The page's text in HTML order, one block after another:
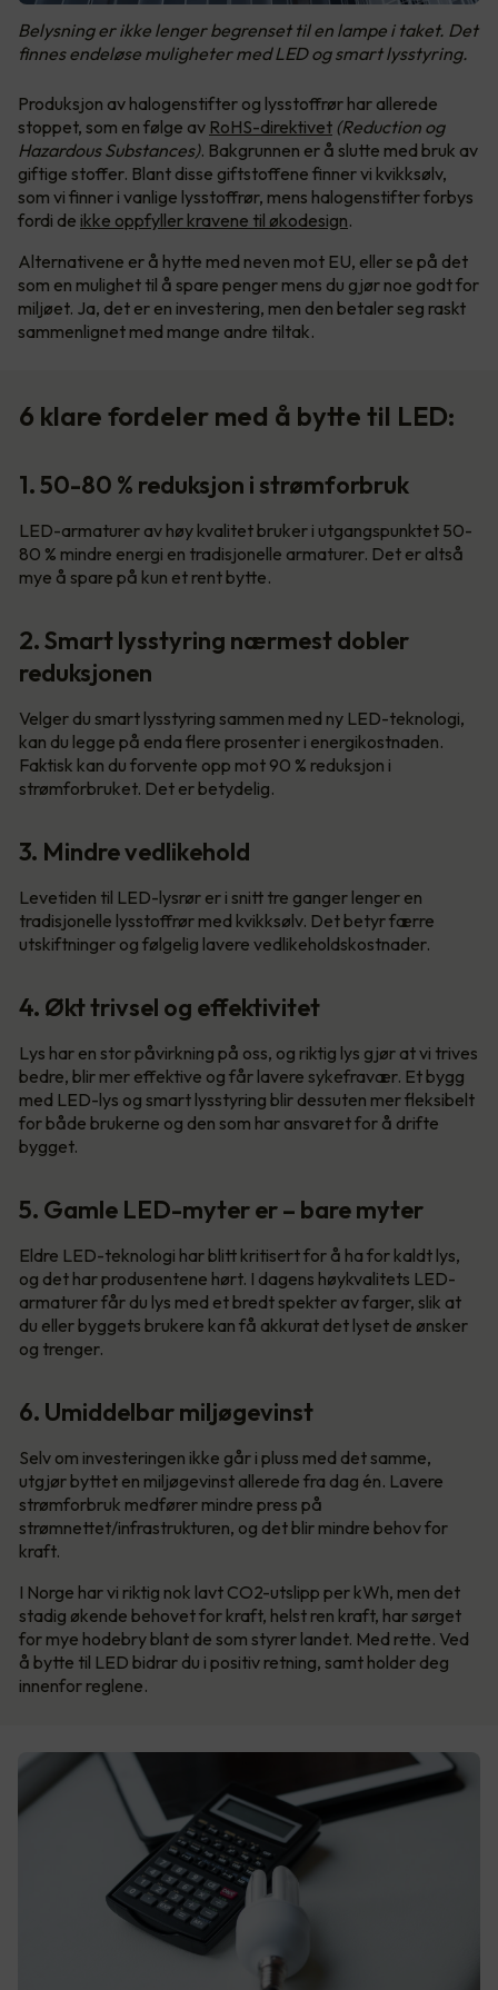
Belysning er ikke lenger begrenset til en lampe i taket. Det
finnes endeløse muligheter med LED og smart lysstyring.
Produksjon av halogenstifter og lysstoffrør har allerede
stoppet, som en følge av RoHS-direktivet (Reduction og
Hazardous Substances). Bakgrunnen er å slutte med bruk av
giftige stoffer. Blant disse giftstoffene finner vi kvikksølv,
som vi finner i vanlige lysstoffrør, mens halogenstifter forbys
fordi de ikke oppfyller kravene til økodesign.
Alternativene er å hytte med neven mot EU, eller se på det
som en mulighet til å spare penger mens du gjør noe godt for
miljøet. Ja, det er en investering, men den betaler seg raskt
sammenlignet med mange andre tiltak.
6 klare fordeler med å bytte til LED:
1. 50-80 % reduksjon i strømforbruk
LED-armaturer av høy kvalitet bruker i utgangspunktet 50-
80 % mindre energi en tradisjonelle armaturer. Det er altså
mye å spare på kun et rent bytte.
2. Smart lysstyring nærmest dobler
reduksjonen
Velger du smart lysstyring sammen med ny LED-teknologi,
kan du legge på enda flere prosenter i energikostnaden.
Faktisk kan du forvente opp mot 90 % reduksjon i
strømforbruket. Det er betydelig.
3. Mindre vedlikehold
Levetiden til LED-lysrør er i snitt tre ganger lenger en
tradisjonelle lysstoffrør med kvikksølv. Det betyr færre
utskiftninger og følgelig lavere vedlikeholdskostnader.
4. Økt trivsel og effektivitet
Lys har en stor påvirkning på oss, og riktig lys gjør at vi trives
bedre, blir mer effektive og får lavere sykefravær. Et bygg
med LED-lys og smart lysstyring blir dessuten mer fleksibelt
for både brukerne og den som har ansvaret for å drifte
bygget.
5. Gamle LED-myter er – bare myter
Eldre LED-teknologi har blitt kritisert for å ha for kaldt lys,
og det har produsentene hørt. I dagens høykvalitets LED-
armaturer får du lys med et bredt spekter av farger, slik at
du eller byggets brukere kan få akkurat det lyset de ønsker
og trenger.
6. Umiddelbar miljøgevinst
Selv om investeringen ikke går i pluss med det samme,
utgjør byttet en miljøgevinst allerede fra dag én. Lavere
strømforbruk medfører mindre press på
strømnettet/infrastrukturen, og det blir mindre behov for
kraft.
I Norge har vi riktig nok lavt CO2-utslipp per kWh, men det
stadig økende behovet for kraft, helst ren kraft, har sørget
for mye hodebry blant de som styrer landet. Med rette. Ved
å bytte til LED bidrar du i positiv retning, samt holder deg
innenfor reglene.